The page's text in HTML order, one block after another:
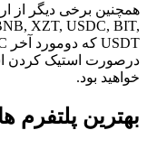
XZT, USDC, BIT,
USDT که دومورد آخر USDC و USDT
درصورت استیک کردن
خواهید بود.
بهترین پلتفرم